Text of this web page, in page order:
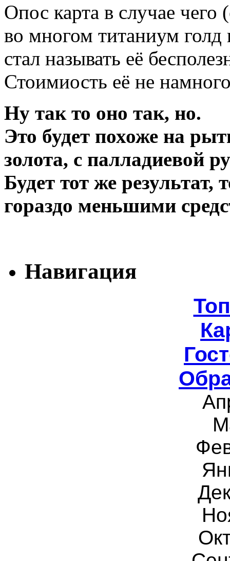
Опос карта в случае чего
во многом титаниум
стал называть её
Стоимиость её не
Ну так то оно так, но.
Это будет похоже на
золота, с палладиевой
Будет тот же результат,
гораздо меньшими
Навигация